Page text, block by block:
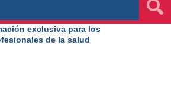
exclusiva para los
de la salud